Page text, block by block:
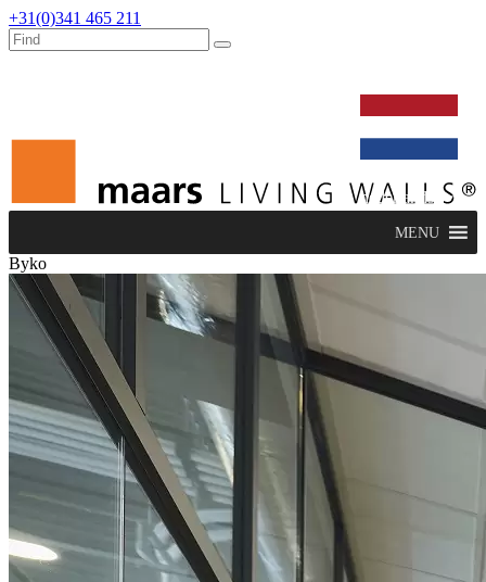
+31(0)341 465 211
nederlands
MENU
Byko